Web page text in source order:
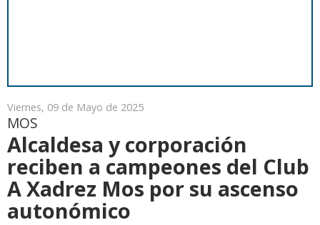
Viernes, 09 de Mayo de 2025
MOS
Alcaldesa y corporación
reciben a campeones del Club
A Xadrez Mos por su ascenso
autonómico